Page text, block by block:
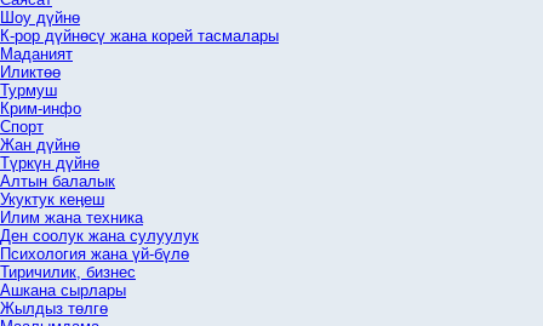
Шоу дүйнө
К-рор дүйнөсү жана корей тасмалары
Маданият
Иликтөө
Турмуш
Крим-инфо
Спорт
Жан дүйнө
Түркүн дүйнө
Алтын балалык
Укуктук кеӊеш
Илим жана техника
Ден соолук жана сулуулук
Психология жана үй-бүлө
Тиричилик, бизнес
Ашкана сырлары
Жылдыз төлгө